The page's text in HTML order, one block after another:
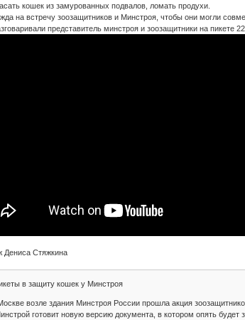
кошек из замурованных подвалов, ломать продухи.
на встречу зоозащитников и Минстроя, чтобы они могли
представитель минстроя и зоозащитники на пикете
Дениса Стяжкина
в защиту кошек у Минстроя
возле здания Минстроя России прошла акция
готовит новую версию документа, в котором опять